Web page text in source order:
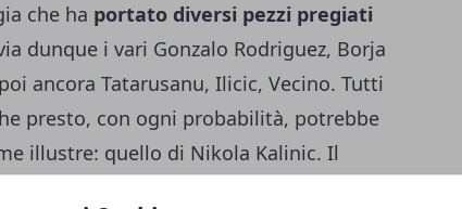
che ha portato diversi pezzi pregiati
dunque i vari Gonzalo Rodriguez, Borja
ancora Tatarusanu, Ilicic, Vecino. Tutti
presto, con ogni probabilità, potrebbe
illustre: quello di Nikola Kalinic. Il
da un erede più che degno: